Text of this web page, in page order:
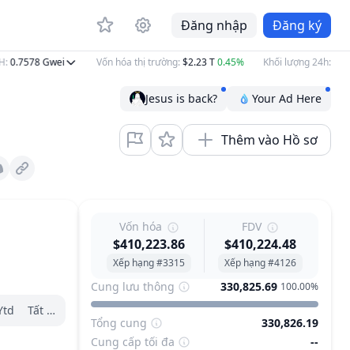
Đăng nhập Đăng ký
Gwei Vốn hóa thị trường:$2.23 T0.45% Khối lượng 24h:
Jesus is back? Your Ad Here
Thêm vào Hồ sơ
Tất cả
Vốn hóa
$410,223.86
Xếp hạng #3315
FDV
$410,224.48
Xếp hạng #4126
Cung lưu thông 330,825.69 100.00%
Tổng cung
330,826.19
Cung cấp tối đa
--